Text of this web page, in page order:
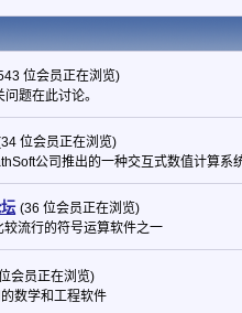
位会员正在浏览)
题在此讨论。
位会员正在浏览)
公司推出的一种交互式数值计算系
(36 位会员正在浏览)
较流行的符号运算软件之一
会员正在浏览)
数学和工程软件